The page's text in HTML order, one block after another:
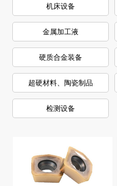
机床设备
金属加工液
硬质合金装备
超硬材料、陶瓷制品
检测设备